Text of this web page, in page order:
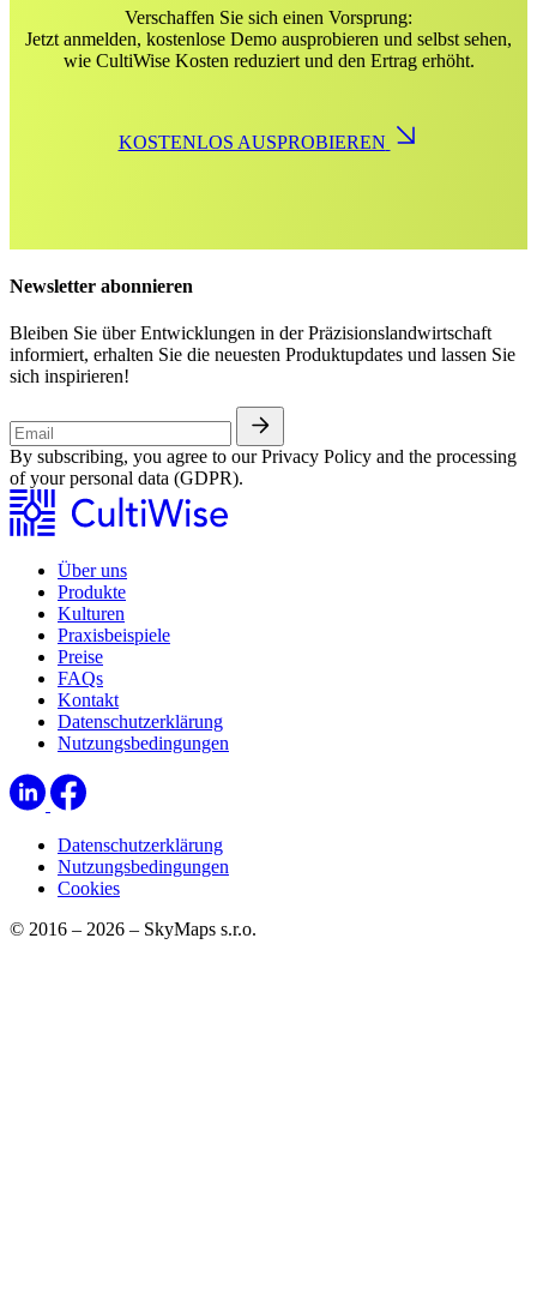
Verschaffen Sie sich einen Vorsprung:
Jetzt anmelden, kostenlose Demo ausprobieren und selbst sehen,
wie CultiWise Kosten reduziert und den Ertrag erhöht.
KOSTENLOS AUSPROBIEREN
Newsletter abonnieren
Bleiben Sie über Entwicklungen in der Präzisionslandwirtschaft
informiert, erhalten Sie die neuesten Produktupdates und lassen Sie
sich inspirieren!
By subscribing, you agree to our Privacy Policy and the processing
of your personal data (GDPR).
Über uns
Produkte
Kulturen
Praxisbeispiele
Preise
FAQs
Kontakt
Datenschutzerklärung
Nutzungsbedingungen
Datenschutzerklärung
Nutzungsbedingungen
Cookies
© 2016 – 2026 – SkyMaps s.r.o.